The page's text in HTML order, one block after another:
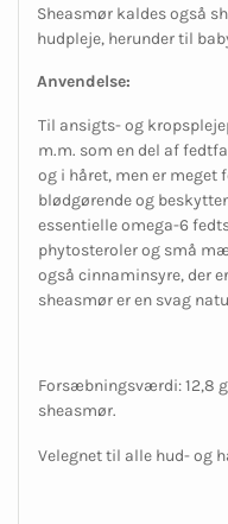
Sheasmør kaldes også
hudpleje, herunder til
Anvendelse:
Til ansigts- og
m.m. som en del af
og i håret, men er meget
blødgørende og
essentielle omega-6
phytosteroler og små
også cinnaminsyre, der
sheasmør er en svag
Forsæbningsværdi: 12,8
sheasmør.
Velegnet til alle hud- og